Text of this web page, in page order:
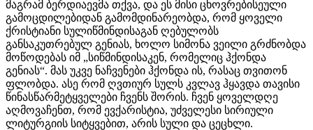
მაგრამ ბერდიაევმა თქვა, და ეს მისი ცხოვრებისეული
გამოცდილებიდან გამომდინარეობდა, რომ ყოველი
ქრისტიანი სულიწმინდისაგან ღებულობს
განსაკუთრებულ გენიას, ხოლო სიმონა ვეილი გრძნობდა
მოწოდებას იმ „სიწმინდისაკენ, რომელიც ჰქონდა
გენიას“. მას უკვე ნაჩვენები ჰქონდა ის, რასაც თვითონ
ფლობდა. ასე რომ ღვთიურ სულს კვლავ ჰყავდა თავისი
წინასწარმეტყველები ჩვენს შორის. ჩვენ ყოველდღე
აღმოვაჩენთ, რომ ევქარისტია, უძველესი სირიული
ლიტურგიის სიტყვებით, არის სული და ცეცხლი.